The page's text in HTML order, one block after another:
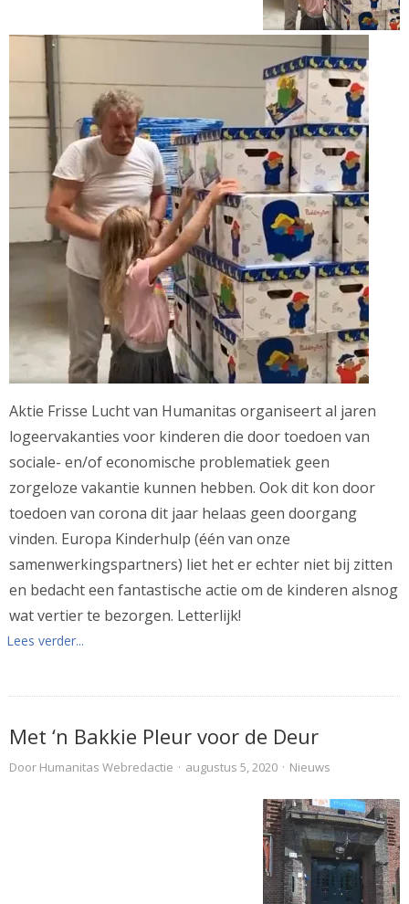
Aktie Frisse Lucht van Humanitas organiseert al jaren
logeervakanties voor kinderen die door toedoen van
sociale- en/of economische problematiek geen
zorgeloze vakantie kunnen hebben. Ook dit kon door
toedoen van corona dit jaar helaas geen doorgang
vinden. Europa Kinderhulp (één van onze
samenwerkingspartners) liet het er echter niet bij zitten
en bedacht een fantastische actie om de kinderen alsnog
wat vertier te bezorgen. Letterlijk!
Lees verder...
Met ‘n Bakkie Pleur voor de Deur
Door Humanitas Webredactie · augustus 5, 2020 · Nieuws